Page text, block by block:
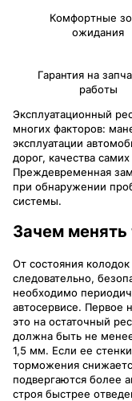
Комфортные
ожидания
Гарантия на
работы
Эксплуатационный
многих факторов:
эксплуатации
дорог, качества
Преждевременная
при обнаружении
системы.
Зачем
От состояния
следовательно,
необходимо
автосервисе. Первое
это на остаточный
должна быть не
1,5 мм. Если ее
торможения
подвергаются более
строя быстрее